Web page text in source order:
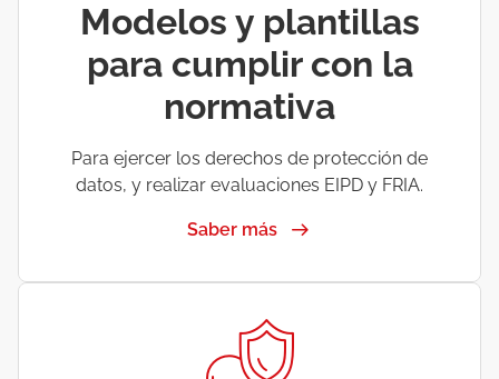
Modelos y plantillas
para cumplir con la
normativa
Para ejercer los derechos de protección de
datos, y realizar evaluaciones EIPD y FRIA.
Saber más